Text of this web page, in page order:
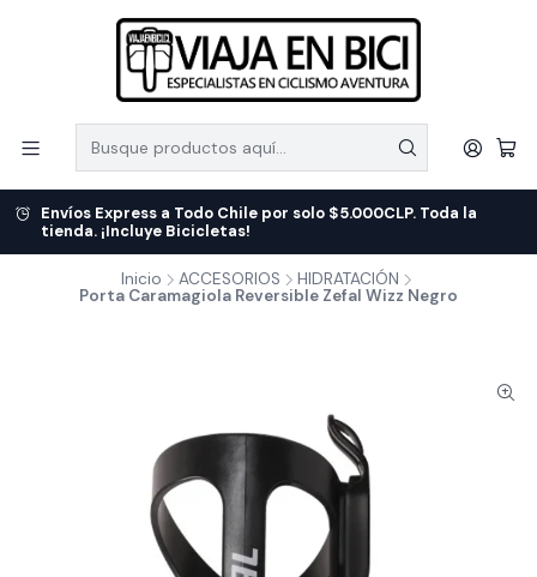
Envíos Express a Todo Chile por solo $5.000CLP. Toda la
tienda. ¡Incluye Bicicletas!
Inicio ACCESORIOS
HIDRATACIÓN
Porta Caramagiola Reversible Zefal Wizz Negro